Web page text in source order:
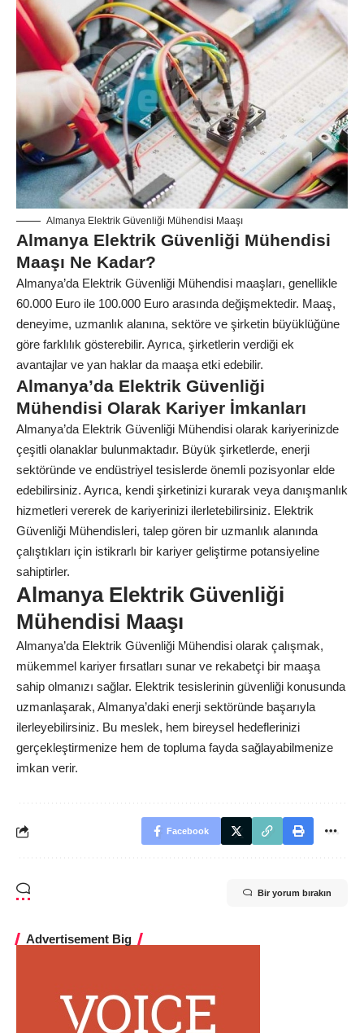
Almanya Elektrik Güvenliği Mühendisi Maaşı
Almanya Elektrik Güvenliği Mühendisi
Maaşı Ne Kadar?
Almanya’da Elektrik Güvenliği Mühendisi maaşları, genellikle
60.000 Euro ile 100.000 Euro arasında değişmektedir. Maaş,
deneyime, uzmanlık alanına, sektöre ve şirketin büyüklüğüne
göre farklılık gösterebilir. Ayrıca, şirketlerin verdiği ek
avantajlar ve yan haklar da maaşa etki edebilir.
Almanya’da Elektrik Güvenliği
Mühendisi Olarak Kariyer İmkanları
Almanya’da Elektrik Güvenliği Mühendisi olarak kariyerinizde
çeşitli olanaklar bulunmaktadır. Büyük şirketlerde, enerji
sektöründe ve endüstriyel tesislerde önemli pozisyonlar elde
edebilirsiniz. Ayrıca, kendi şirketinizi kurarak veya danışmanlık
hizmetleri vererek de kariyerinizi ilerletebilirsiniz. Elektrik
Güvenliği Mühendisleri, talep gören bir uzmanlık alanında
çalıştıkları için istikrarlı bir kariyer geliştirme potansiyeline
sahiptirler.
Almanya Elektrik Güvenliği
Mühendisi Maaşı
Almanya’da Elektrik Güvenliği Mühendisi olarak çalışmak,
mükemmel kariyer fırsatları sunar ve rekabetçi bir maaşa
sahip olmanızı sağlar. Elektrik tesislerinin güvenliği konusunda
uzmanlaşarak, Almanya’daki enerji sektöründe başarıyla
ilerleyebilirsiniz. Bu meslek, hem bireysel hedeflerinizi
gerçekleştirmenize hem de topluma fayda sağlayabilmenize
imkan verir.
Facebook
Bir yorum bırakın
Advertisement Big